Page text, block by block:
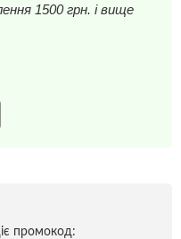
1500 грн. і вище
промокод: